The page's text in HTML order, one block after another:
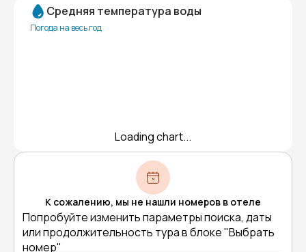
Средняя температура воды
Погода на весь год
Loading chart...
К сожалению, мы не нашли номеров в отеле
Попробуйте изменить параметры поиска, даты
или продолжительность тура в блоке "Выбрать
номер"